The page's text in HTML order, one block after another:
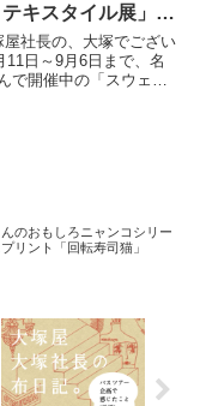
キスタイル展」で
ク⁈
社長の、大塚でござい
11日～9月6日まで、名
で開催中の「スウェー
のおもしろニャンコシリー
リント「回転寿司猫」